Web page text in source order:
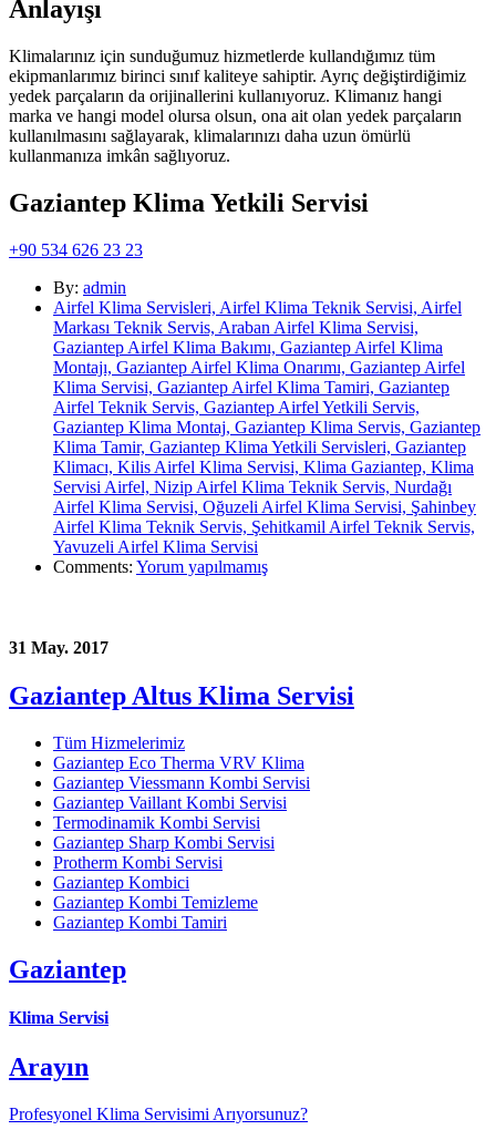
Anlayışı
Klimalarınız için sunduğumuz hizmetlerde kullandığımız tüm
ekipmanlarımız birinci sınıf kaliteye sahiptir. Ayrıç değiştirdiğimiz
yedek parçaların da orijinallerini kullanıyoruz. Klimanız hangi
marka ve hangi model olursa olsun, ona ait olan yedek parçaların
kullanılmasını sağlayarak, klimalarınızı daha uzun ömürlü
kullanmanıza imkân sağlıyoruz.
Gaziantep Klima Yetkili Servisi
+90 534 626 23 23
By: admin
Airfel Klima Servisleri, Airfel Klima Teknik Servisi, Airfel
Markası Teknik Servis, Araban Airfel Klima Servisi,
Gaziantep Airfel Klima Bakımı, Gaziantep Airfel Klima
Montajı, Gaziantep Airfel Klima Onarımı, Gaziantep Airfel
Klima Servisi, Gaziantep Airfel Klima Tamiri, Gaziantep
Airfel Teknik Servis, Gaziantep Airfel Yetkili Servis,
Gaziantep Klima Montaj, Gaziantep Klima Servis, Gaziantep
Klima Tamir, Gaziantep Klima Yetkili Servisleri, Gaziantep
Klimacı, Kilis Airfel Klima Servisi, Klima Gaziantep, Klima
Servisi Airfel, Nizip Airfel Klima Teknik Servis, Nurdağı
Airfel Klima Servisi, Oğuzeli Airfel Klima Servisi, Şahinbey
Airfel Klima Teknik Servis, Şehitkamil Airfel Teknik Servis,
Yavuzeli Airfel Klima Servisi
Comments: Yorum yapılmamış
31 May. 2017
Gaziantep Altus Klima Servisi
Tüm Hizmelerimiz
Gaziantep Eco Therma VRV Klima
Gaziantep Viessmann Kombi Servisi
Gaziantep Vaillant Kombi Servisi
Termodinamik Kombi Servisi
Gaziantep Sharp Kombi Servisi
Protherm Kombi Servisi
Gaziantep Kombici
Gaziantep Kombi Temizleme
Gaziantep Kombi Tamiri
Gaziantep
Klima Servisi
Arayın
Profesyonel Klima Servisimi Arıyorsunuz?